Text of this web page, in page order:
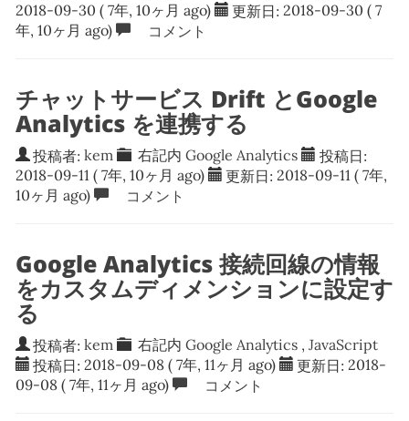
2018-09-30 ( 7年, 10ヶ月 ago) 更新日: 2018-09-30 ( 7
年, 10ヶ月 ago)
コメント
チャットサービス Drift とGoogle
Analytics を連携する
投稿者: kem 右記内Google Analytics 投稿日:
2018-09-11 ( 7年, 10ヶ月 ago) 更新日: 2018-09-11 ( 7年,
10ヶ月 ago)
コメント
Google Analytics 接続回線の情報
をカスタムディメンションに設定す
る
投稿者: kem 右記内Google Analytics ,JavaScript
投稿日: 2018-09-08 ( 7年, 11ヶ月 ago) 更新日: 2018-
09-08 ( 7年, 11ヶ月 ago) コメント